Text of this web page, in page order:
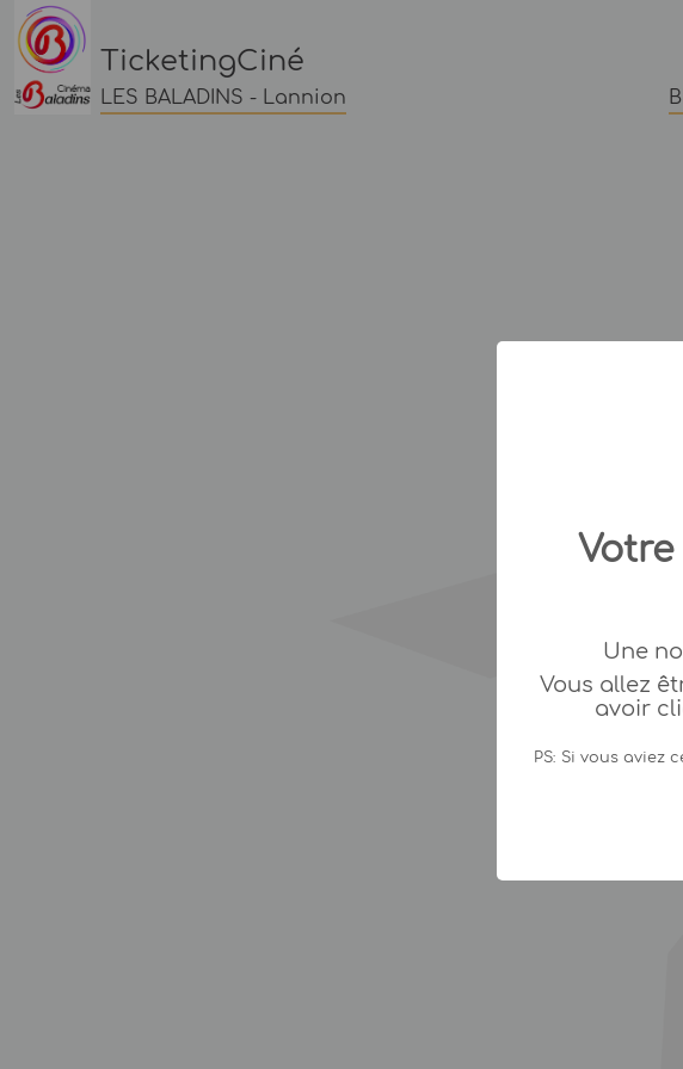
TicketingCiné
LES BALADINS - Lannion
Une
Vous allez
avoir
PS: Si vous aviez